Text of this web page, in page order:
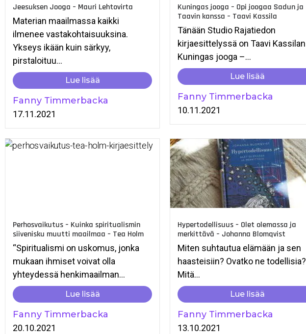
Jeesuksen Jooga – Mauri Lehtovirta
Materian maailmassa kaikki
ilmenee vastakohtaisuuksina.
Ykseys ikään kuin särkyy,
pirstaloituu...
Lue lisää
Fanny Timmerbacka
17.11.2021
Kuningas jooga – Opi joogaa Sadun ja
Taavin kanssa – Taavi Kassila
Tänään Studio Rajatiedon
kirjaesittelyssä on Taavi Kassilan
Kuningas jooga –...
Lue lisää
Fanny Timmerbacka
10.11.2021
Perhosvaikutus – Kuinka spiritualismin
siivenisku muutti maailmaa – Tea Holm
“Spiritualismi on uskomus, jonka
mukaan ihmiset voivat olla
yhteydessä henkimaailman...
Lue lisää
Fanny Timmerbacka
20.10.2021
Hypertodellisuus – Olet olemassa ja
merkittävä – Johanna Blomqvist
Miten suhtautua elämään ja sen
haasteisiin? Ovatko ne todellisia?
Mitä...
Lue lisää
Fanny Timmerbacka
13.10.2021